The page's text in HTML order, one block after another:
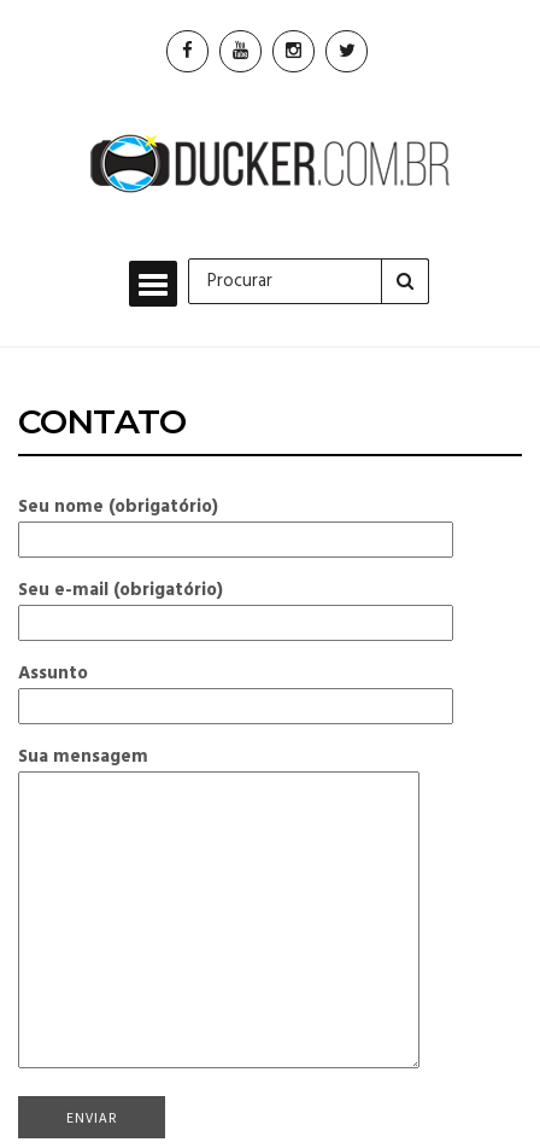
CONTATO
Seu nome (obrigatório)
Seu e-mail (obrigatório)
Assunto
Sua mensagem